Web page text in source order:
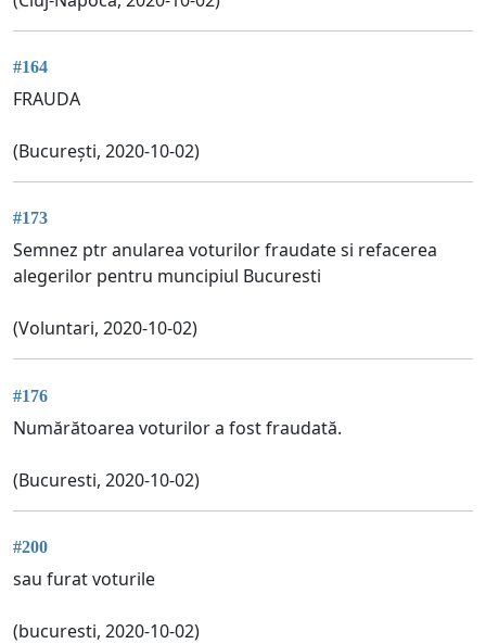
#164
FRAUDA
(București, 2020-10-02)
#173
Semnez ptr anularea voturilor fraudate si refacerea
alegerilor pentru muncipiul Bucuresti
(Voluntari, 2020-10-02)
#176
Numărătoarea voturilor a fost fraudată.
(Bucuresti, 2020-10-02)
#200
sau furat voturile
(bucuresti, 2020-10-02)